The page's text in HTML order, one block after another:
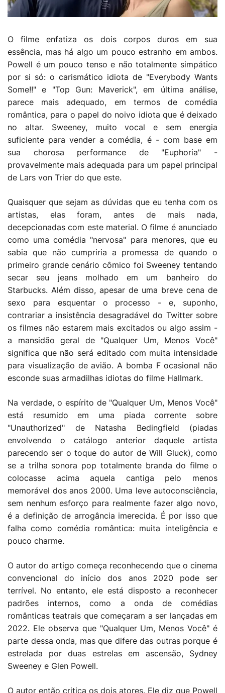
O filme enfatiza os dois corpos duros em sua
essência, mas há algo um pouco estranho em ambos.
Powell é um pouco tenso e não totalmente simpático
por si só: o carismático idiota de "Everybody Wants
Some!!" e "Top Gun: Maverick", em última análise,
parece mais adequado, em termos de comédia
romântica, para o papel do noivo idiota que é deixado
no altar. Sweeney, muito vocal e sem energia
suficiente para vender a comédia, é - com base em
sua chorosa performance de "Euphoria" -
provavelmente mais adequada para um papel principal
de Lars von Trier do que este.
Quaisquer que sejam as dúvidas que eu tenha com os
artistas, elas foram, antes de mais nada,
decepcionadas com este material. O filme é anunciado
como uma comédia "nervosa" para menores, que eu
sabia que não cumpriria a promessa de quando o
primeiro grande cenário cômico foi Sweeney tentando
secar seu jeans molhado em um banheiro do
Starbucks. Além disso, apesar de uma breve cena de
sexo para esquentar o processo - e, suponho,
contrariar a insistência desagradável do Twitter sobre
os filmes não estarem mais excitados ou algo assim -
a mansidão geral de "Qualquer Um, Menos Você"
significa que não será editado com muita intensidade
para visualização de avião. A bomba F ocasional não
esconde suas armadilhas idiotas do filme Hallmark.
Na verdade, o espírito de "Qualquer Um, Menos Você"
está resumido em uma piada corrente sobre
"Unauthorized" de Natasha Bedingfield (piadas
envolvendo o catálogo anterior daquele artista
parecendo ser o toque do autor de Will Gluck), como
se a trilha sonora pop totalmente branda do filme o
colocasse acima aquela cantiga pelo menos
memorável dos anos 2000. Uma leve autoconsciência,
sem nenhum esforço para realmente fazer algo novo,
é a definição de arrogância imerecida. É por isso que
falha como comédia romântica: muita inteligência e
pouco charme.
O autor do artigo começa reconhecendo que o cinema
convencional do início dos anos 2020 pode ser
terrível. No entanto, ele está disposto a reconhecer
padrões internos, como a onda de comédias
românticas teatrais que começaram a ser lançadas em
2022. Ele observa que "Qualquer Um, Menos Você" é
parte dessa onda, mas que difere das outras porque é
estrelada por duas estrelas em ascensão, Sydney
Sweeney e Glen Powell.
O autor então critica os dois atores. Ele diz que Powell